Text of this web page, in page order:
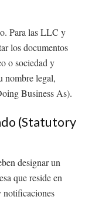
Para las LLC y
los documentos
o sociedad y
nombre legal,
Business As).
(Statutory
designar un
que reside en
notificaciones